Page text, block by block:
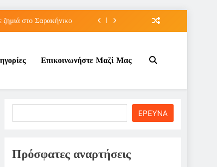
στο Σαρακήνικο
πετρελαίου στο ;
στο Σαρακήνικο
της για την καριέρα;
Επικοινωνήστε Μαζί Μας
ΕΡΕΥΝΑ
Πρόσφατες αναρτήσεις